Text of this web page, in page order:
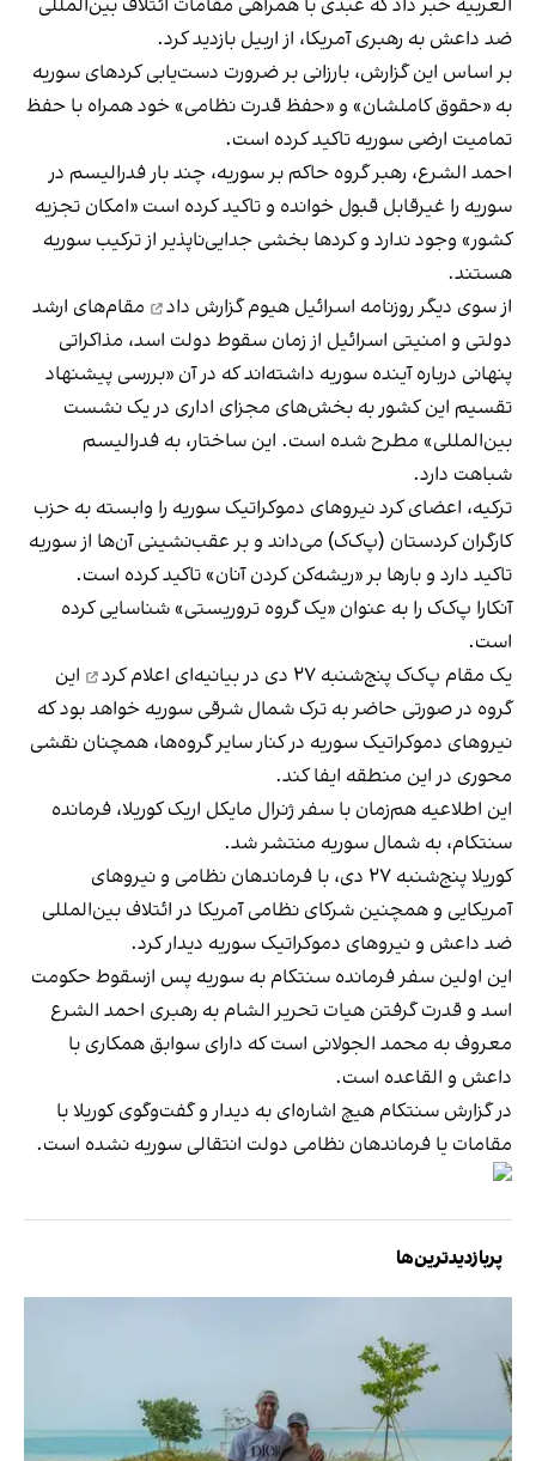
العربیه خبر داد که عبدی با همراهی مقامات ائتلاف بین‌المللی
ضد داعش به رهبری آمریکا، از اربیل بازدید کرد.
بر اساس این گزارش، بارزانی بر ضرورت دست‌یابی کردهای سوریه
به «حقوق کاملشان» و «حفظ قدرت نظامی» خود همراه با حفظ
تمامیت ارضی سوریه تاکید کرده است.
احمد الشرع، رهبر گروه حاکم بر سوریه، چند بار فدرالیسم در
سوریه را غیر‌قابل قبول خوانده و تاکید کرده است «امکان تجزیه
کشور» وجود ندارد و کردها بخشی جدایی‌ناپذیر از ترکیب سوریه
هستند.
از سوی دیگر روزنامه اسرائیل هیومگزارش داد
مقام‌های ارشد
دولتی و امنیتی اسرائیل از زمان سقوط دولت اسد، مذاکراتی
پنهانی درباره آینده سوریه داشته‌اند که در آن «بررسی پیشنهاد
تقسیم این کشور به بخش‌های مجزای اداری در یک نشست
بین‌المللی» مطرح شده است. این ساختار، به فدرالیسم
شباهت دارد.
ترکیه، اعضای کرد نیروهای دموکراتیک سوریه را وابسته به حزب
کارگران کردستان (پ‌ک‌ک) می‌داند و بر عقب‌نشینی آن‌ها از سوریه
تاکید دارد و بارها بر «ریشه‌کن کردن آنان» تاکید کرده است.
آنکارا پ‌ک‌ک را به عنوان «یک گروه تروریستی» شناسایی کرده
است.
یک مقام پ‌ک‌ک پنج‌شنبه ۲۷ دی در بیانیه‌ای
اعلام کرد
این
گروه در صورتی حاضر به ترک شمال ‌شرقی سوریه خواهد بود که
نیروهای دموکراتیک سوریه در کنار سایر گروه‌ها، همچنان نقشی
محوری در این منطقه ایفا کند.
این اطلاعیه هم‌زمان با سفر ژنرال مایکل اریک کوریلا، فرمانده
سنتکام، به شمال سوریه منتشر شد.
کوریلا پنج‌شنبه ۲۷ دی،‌ با فرماندهان نظامی و نیروهای
آمریکایی و همچنین شرکای نظامی آمریکا در ائتلاف بین‌المللی
ضد داعش و نیروهای دموکراتیک سوریه دیدار کرد.
این اولین سفر فرمانده سنتکام به سوریه پس ازسقوط حکومت
اسد و قدرت گرفتن هیات تحریر الشام به رهبری احمد الشرع
معروف به محمد الجولانی است که دارای سوابق همکاری با
داعش و القاعده است.
در گزارش سنتکام هیچ اشاره‌ای به دیدار و گفت‌وگوی کوریلا با
مقامات یا فرماندهان نظامی دولت انتقالی سوریه نشده است.
پربازدیدترین‌ها